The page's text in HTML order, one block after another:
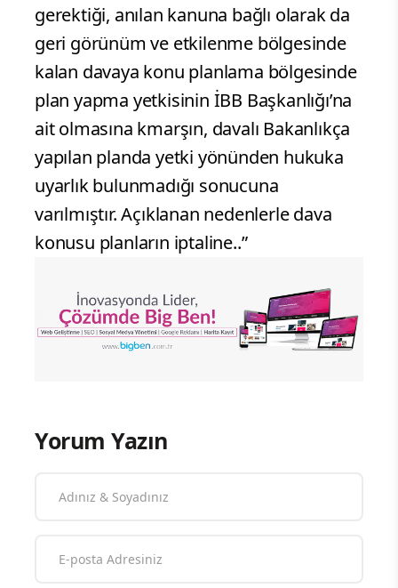
gerektiği, anılan kanuna bağlı olarak da
geri görünüm ve etkilenme bölgesinde
kalan davaya konu planlama bölgesinde
plan yapma yetkisinin İBB Başkanlığı’na
ait olmasına kmarşın, davalı Bakanlıkça
yapılan planda yetki yönünden hukuka
uyarlık bulunmadığı sonucuna
varılmıştır. Açıklanan nedenlerle dava
konusu planların iptaline..”
Yorum Yazın